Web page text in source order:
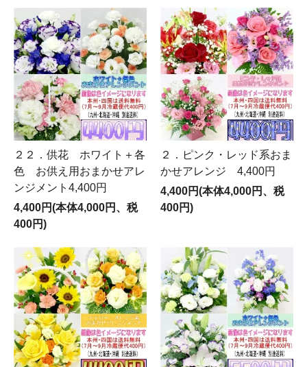
２２．供花 ホワイト＋各
色 お供え用おまかせアレ
ンジメント4,400円
4,400円(本体4,000円、税
400円)
２．ピンク・レッド系おま
かせアレンジ 4,400円
4,400円(本体4,000円、税
400円)